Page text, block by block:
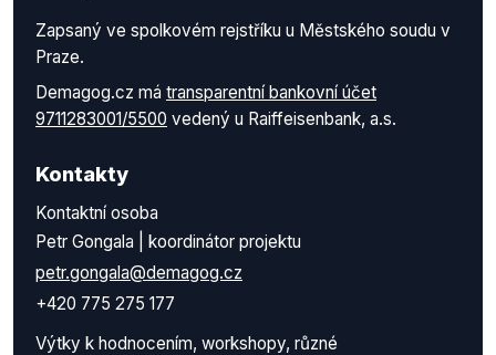
Zapsaný ve spolkovém rejstříku u Městského soudu v
Praze.
Demagog.cz má transparentní bankovní účet
9711283001/5500 vedený u Raiffeisenbank, a.s.
Kontakty
Kontaktní osoba
Petr Gongala | koordinátor projektu
petr.gongala@demagog.cz
+420 775 275 177
Výtky k hodnocením, workshopy, různé